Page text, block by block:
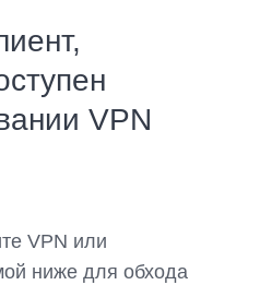
VPN
VPN или
ниже для обхода